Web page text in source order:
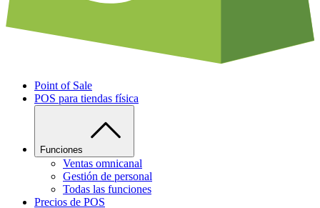
Point of Sale
POS para tiendas física
Funciones
Ventas omnicanal
Gestión de personal
Todas las funciones
Precios de POS